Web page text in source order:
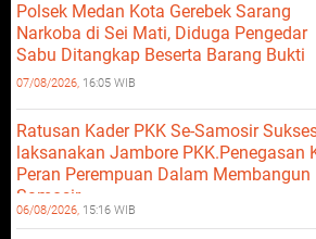
Polsek Medan Kota Gerebek Sarang
Narkoba di Sei Mati, Diduga Pengedar
Sabu Ditangkap Beserta Barang Bukti
07/08/2026, 16:05 WIB
Ratusan Kader PKK Se-Samosir
laksanakan Jambore PKK.Penegasan
Peran Perempuan Dalam Membangun
Samosir.
06/08/2026, 15:16 WIB